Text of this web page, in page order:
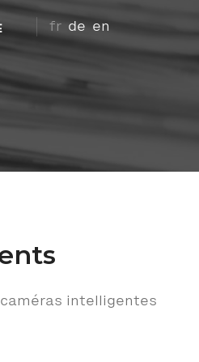
fr de en
intelligentes